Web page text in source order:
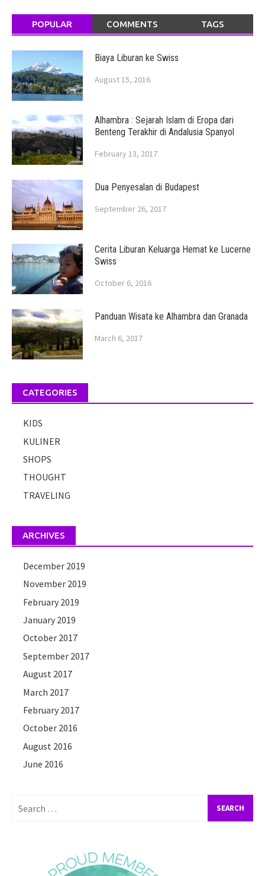
POPULAR COMMENTS TAGS
Biaya Liburan ke Swiss
August 15, 2016
Alhambra : Sejarah Islam di Eropa dari
Benteng Terakhir di Andalusia Spanyol
February 13, 2017
Dua Penyesalan di Budapest
September 26, 2017
Cerita Liburan Keluarga Hemat ke Lucerne
Swiss
October 6, 2016
Panduan Wisata ke Alhambra dan Granada
March 6, 2017
CATEGORIES
KIDS
KULINER
SHOPS
THOUGHT
TRAVELING
ARCHIVES
December 2019
November 2019
February 2019
January 2019
October 2017
September 2017
August 2017
March 2017
February 2017
October 2016
August 2016
June 2016
for: